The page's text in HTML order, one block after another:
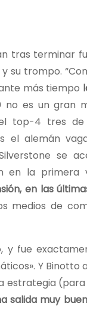
tras terminar
su trompo.
más tiempo
no es un gran
top-4 tres
el alemán
se
en la primera
en las
de
y fue
Y Binotto
estrategia
salida muy